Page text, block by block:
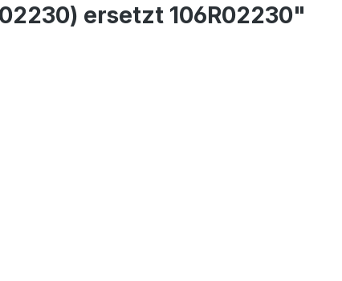
ersetzt 106R02230"